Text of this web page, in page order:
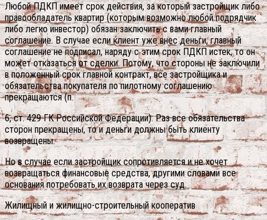
Любой ПДКП имеет срок действия, за который застройщик либо
правообладатель квартир (которым возможно любой подрядчик
либо легко инвестор) обязан заключить с вами главный
соглашение. В случае если клиент уже внес деньги, главный
соглашение не подписал, наряду с этим срок ПДКП истек, то он
может отказаться от сделки. Потому, что стороны не заключили
в положенный срок главной контракт, все застройщика и
обязательства покупателя по пилотному соглашению
прекращаются (п.
6, ст. 429 ГК Российской Федерации). Раз все обязательства
сторон прекращены, то и деньги должны быть клиенту
возвращены.
Но в случае если застройщик сопротивляется и не хочет
возвращаться финансовые средства, другими словами все
основания потребовать их возврата через суд.
Жилищный и жилищно-строительный кооператив